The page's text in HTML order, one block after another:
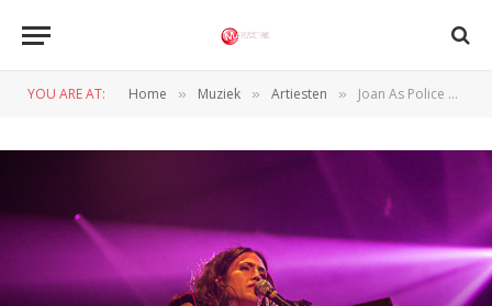
YOU ARE AT: Home » Muziek » Artiesten » Joan As Police Woman (19-3-2014, Melkweg)